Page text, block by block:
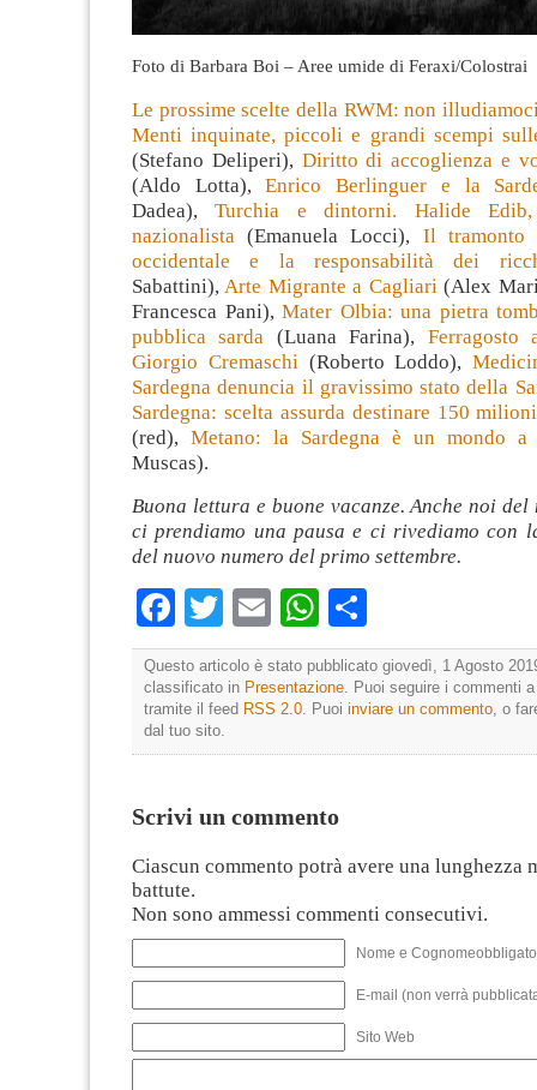
Foto di Barbara Boi – Aree umide di Feraxi/Colostrai
Le prossime scelte della RWM: non
Menti inquinate, piccoli e grandi scempi
(Stefano Deliperi), Diritto di accoglienza e
(Aldo Lotta),Enrico Berlinguer e la
Dadea),Turchia e dintorni. Halide
nazionalista (Emanuela Locci), Il tramonto
occidentale e la responsabilità dei
Sabattini),Arte Migrante a Cagliari(Alex
Francesca Pani), Mater Olbia: una pietra
pubblica sarda (Luana Farina), Ferragosto
Giorgio Cremaschi(Roberto Loddo),
Sardegna denuncia il gravissimo stato della
Sardegna: scelta assurda destinare 150
(red), Metano: la Sardegna è un mondo a
Muscas).
Buona lettura e buone vacanze. Anche noi del
ci prendiamo una pausa e ci rivediamo con
del nuovo numero del primo settembre.
Facebook
TwitterEmailWhatsApp
Questo articolo è stato pubblicato giovedì, 1 Agosto
classificato in Presentazione. Puoi seguire i commenti
tramite il feed RSS 2.0. Puoi inviare un commento, o
dal tuo sito.
Scrivi un commento
Ciascun commento potrà avere una lunghezza
battute.
Non sono ammessi commenti consecutivi.
Nome e
E-mail (non verrà
Sito Web